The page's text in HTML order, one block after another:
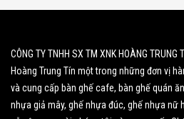
CÔNG TY TNHH SX TM XNK HOÀNG TRUNG
Hoàng Trung Tín một trong những đơn vị
và cung cấp bàn ghế cafe, bàn ghế quán
nhựa giả mây, ghế nhựa đúc, ghế nhựa nữ